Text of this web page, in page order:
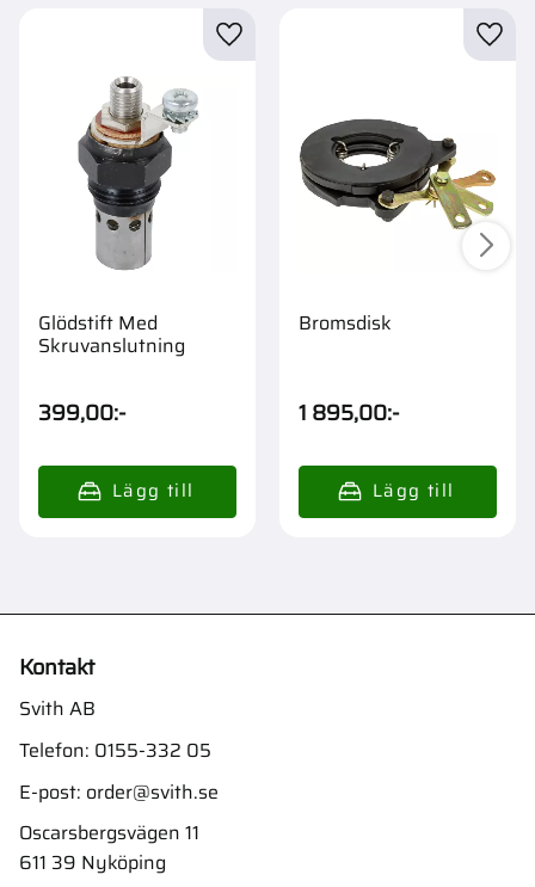
Glödstift Med
Skruvanslutning
399,00:-
Bromsdisk
1 895,00:-
Kontakt
Svith AB
Telefon: 0155-332 05
E-post: order@svith.se
Oscarsbergsvägen 11
611 39 Nyköping